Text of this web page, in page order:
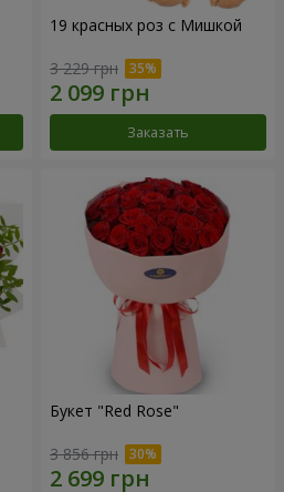
19 красных роз с Мишкой
3 229 грн
Заказать
Букет "Red Rose"
3 856 грн